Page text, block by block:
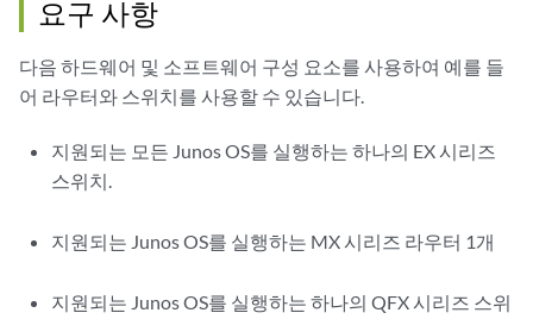
요구 사항
다음 하드웨어 및 소프트웨어 구성 요소를 사용하여 예를 들
어 라우터와 스위치를 사용할 수 있습니다.
지원되는 모든 Junos OS를 실행하는 하나의 EX 시리즈
스위치.
지원되는 Junos OS를 실행하는 MX 시리즈 라우터 1개
지원되는 Junos OS를 실행하는 하나의 QFX 시리즈 스위